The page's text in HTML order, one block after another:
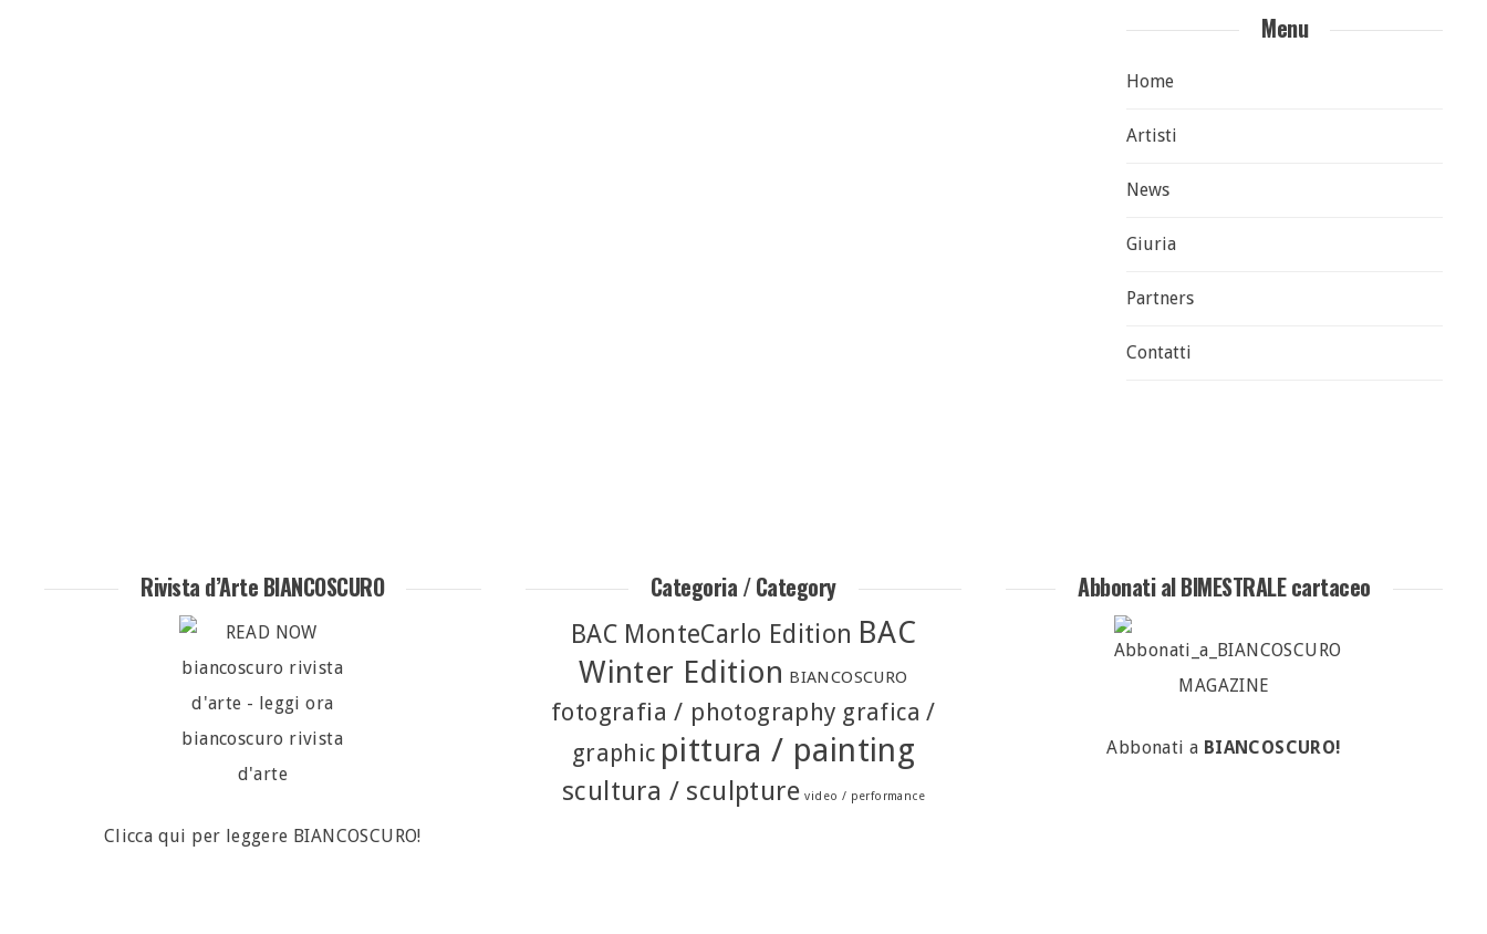
Menu
Home
Artisti
News
Giuria
Partners
Contatti
Rivista d’Arte BIANCOSCURO
Clicca qui per leggere BIANCOSCURO!
Categoria / Category
BAC MonteCarlo Edition BAC
Winter Edition BIANCOSCURO
fotografia / photography grafica /
graphic pittura / painting
scultura / sculpture video / performance
Abbonati al BIMESTRALE cartaceo
Abbonati a BIANCOSCURO!